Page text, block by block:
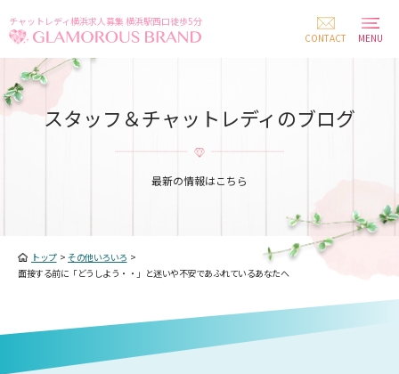
チャットレディ横浜求人募集 横浜駅西口徒歩5分
CONTACT
MENU
スタッフ＆チャットレディのブログ
最新の情報はこちら
トップ> その他いろいろ >
面接する前に「どうしよう・・」と迷いや不安であふれているあなたへ